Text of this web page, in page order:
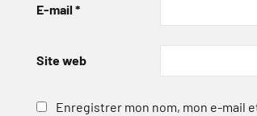
E-mail *
Site web
Enregistrer mon nom, mon e-mail